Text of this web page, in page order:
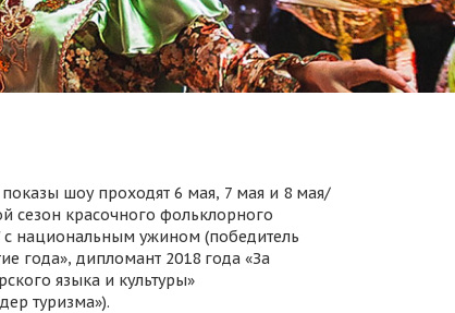
шоу проходят 6 мая, 7 мая и 8 мая/
красочного фольклорного
с национальным ужином (победитель
года», дипломант 2018 года «За
языка и культуры»
туризма»).